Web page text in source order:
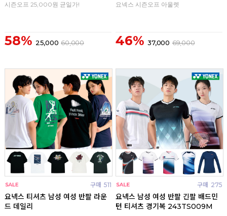
시즌오프 25,000원 균일가!
58% 25,000 60,000
요넥스 시즌오프 아울렛
46% 37,000 69,000
구매 511
요넥스 티셔츠 남성 여성 반팔 라운
드 데일리
구매 275
요넥스 남성 여성 반팔 긴팔 배드민
턴 티셔츠 경기복 243TS009M